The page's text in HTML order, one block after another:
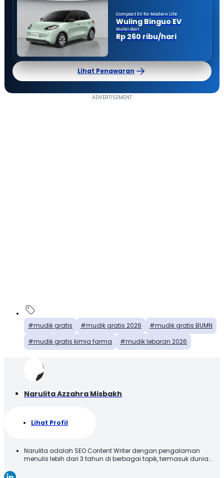
Compact EV for Modern Life
Wuling Binguo EV
Mulai dari
Rp 260 ribu/hari
Lihat Penawaran
mudik gratis mudik gratis 2026
mudik gratis BUMN
mudik gratis kimia farma
mudik lebaran 2026
Narulita Azzahra Misbakh
Lihat Profil
Narulita adalah SEO Content Writer dengan pengalaman
menulis lebih dari 3 tahun di berbagai topik, termasuk dunia